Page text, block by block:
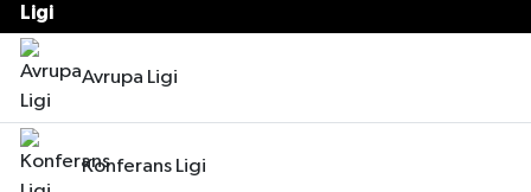
Avrupa Ligi
Konferans Ligi